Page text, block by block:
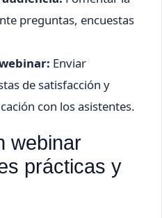
preguntas, encuestas
Enviar
de satisfacción y
con los asistentes.
webinar
prácticas y